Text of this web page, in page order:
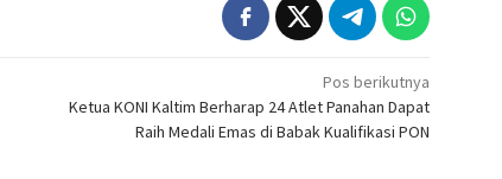
Pos berikutnya
Ketua KONI Kaltim Berharap 24 Atlet Panahan Dapat
Raih Medali Emas di Babak Kualifikasi PON